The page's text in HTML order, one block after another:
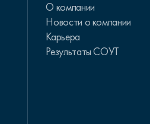
О компании
Новости о компании
Карьера
Результаты СОУТ